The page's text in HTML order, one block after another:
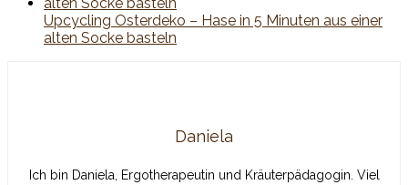
Upcycling Osterdeko – Hase in 5 Minuten aus einer
alten Socke basteln
Daniela
Ich bin Daniela, Ergotherapeutin und Kräuterpädagogin. Viel